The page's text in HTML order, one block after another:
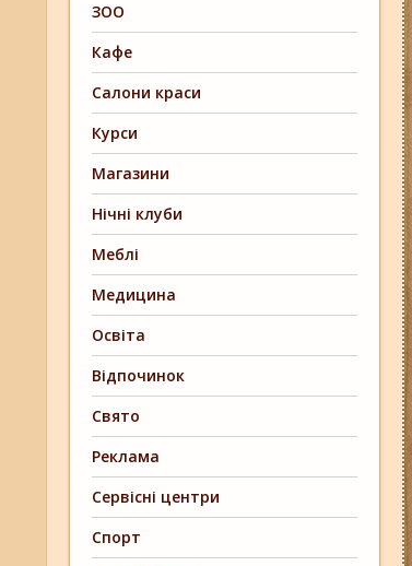
ЗОО
Кафе
Салони краси
Курси
Магазини
Нічні клуби
Меблі
Медицина
Освіта
Відпочинок
Свято
Реклама
Сервісні центри
Спорт